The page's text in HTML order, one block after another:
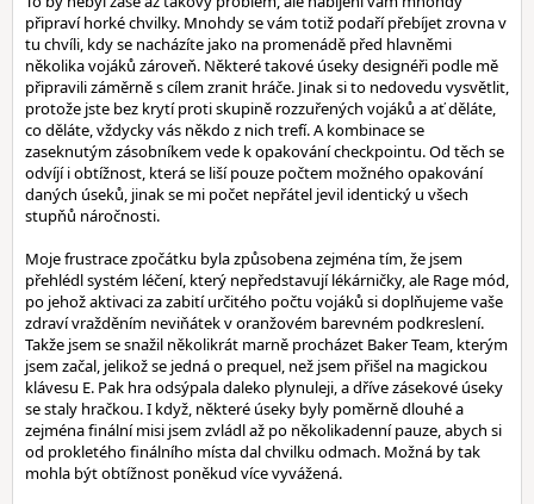
připraví horké chvilky. Mnohdy se vám totiž podaří přebíjet zrovna v
tu chvíli, kdy se nacházíte jako na promenádě před hlavněmi
několika vojáků zároveň. Některé takové úseky designéři podle mě
připravili záměrně s cílem zranit hráče. Jinak si to nedovedu vysvětlit,
protože jste bez krytí proti skupině rozzuřených vojáků a ať děláte,
co děláte, vždycky vás někdo z nich trefí. A kombinace se
zaseknutým zásobníkem vede k opakování checkpointu. Od těch se
odvíjí i obtížnost, která se liší pouze počtem možného opakování
daných úseků, jinak se mi počet nepřátel jevil identický u všech
stupňů náročnosti.
Moje frustrace zpočátku byla způsobena zejména tím, že jsem
přehlédl systém léčení, který nepředstavují lékárničky, ale Rage mód,
po jehož aktivaci za zabití určitého počtu vojáků si doplňujeme vaše
zdraví vražděním neviňátek v oranžovém barevném podkreslení.
Takže jsem se snažil několikrát marně procházet Baker Team, kterým
jsem začal, jelikož se jedná o prequel, než jsem přišel na magickou
klávesu E. Pak hra odsýpala daleko plynuleji, a dříve zásekové úseky
se staly hračkou. I když, některé úseky byly poměrně dlouhé a
zejména finální misi jsem zvládl až po několikadenní pauze, abych si
od prokletého finálního místa dal chvilku odmach. Možná by tak
mohla být obtížnost poněkud více vyvážená.